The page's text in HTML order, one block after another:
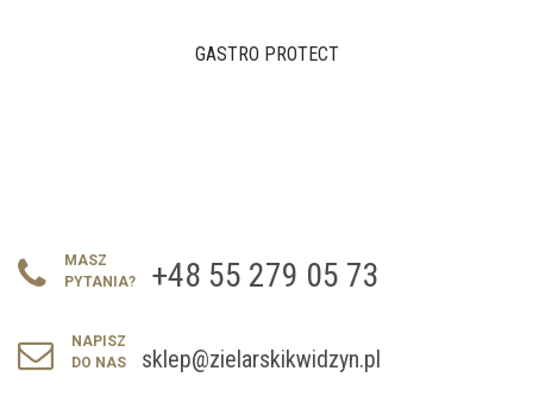
GASTRO PROTECT
MASZ
PYTANIA?
+48 55 279 05 73
NAPISZ
DO NAS
sklep@zielarskikwidzyn.pl